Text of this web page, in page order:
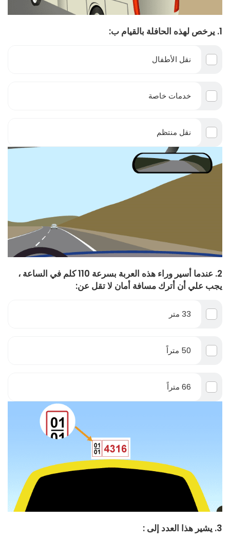
1. يرخص لهذه الحافلة بالقيام ب:
نقل الأطفال
خدمات خاصة
نقل منتظم
2. عندما أسير وراء هذه العربة بسرعة 110 كلم في الساعة ،
يجب علي أن أترك مسافة أمان لا تقل عن:
33 متر
50 متراً
66 متراً
3. يشير هذا العدد إلى :